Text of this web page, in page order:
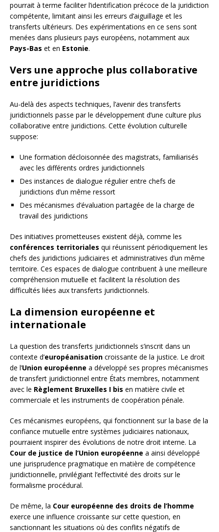
pourrait à terme faciliter l’identification précoce de la juridiction
compétente, limitant ainsi les erreurs d’aiguillage et les
transferts ultérieurs. Des expérimentations en ce sens sont
menées dans plusieurs pays européens, notamment aux
Pays-Bas et en Estonie.
Vers une approche plus collaborative
entre juridictions
Au-delà des aspects techniques, l’avenir des transferts
juridictionnels passe par le développement d’une culture plus
collaborative entre juridictions. Cette évolution culturelle
suppose:
Une formation décloisonnée des magistrats, familiarisés
avec les différents ordres juridictionnels
Des instances de dialogue régulier entre chefs de
juridictions d’un même ressort
Des mécanismes d’évaluation partagée de la charge de
travail des juridictions
Des initiatives prometteuses existent déjà, comme les
conférences territoriales qui réunissent périodiquement les
chefs des juridictions judiciaires et administratives d’un même
territoire. Ces espaces de dialogue contribuent à une meilleure
compréhension mutuelle et facilitent la résolution des
difficultés liées aux transferts juridictionnels.
La dimension européenne et
internationale
La question des transferts juridictionnels s’inscrit dans un
contexte d’européanisation croissante de la justice. Le droit
de l’Union européenne a développé ses propres mécanismes
de transfert juridictionnel entre États membres, notamment
avec le Règlement Bruxelles I bis en matière civile et
commerciale et les instruments de coopération pénale.
Ces mécanismes européens, qui fonctionnent sur la base de la
confiance mutuelle entre systèmes judiciaires nationaux,
pourraient inspirer des évolutions de notre droit interne. La
Cour de justice de l’Union européenne a ainsi développé
une jurisprudence pragmatique en matière de compétence
juridictionnelle, privilégiant l’effectivité des droits sur le
formalisme procédural.
De même, la Cour européenne des droits de l’homme
exerce une influence croissante sur cette question, en
sanctionnant les situations où des conflits négatifs de